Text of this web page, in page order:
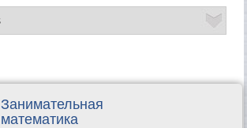
Занимательная
математика